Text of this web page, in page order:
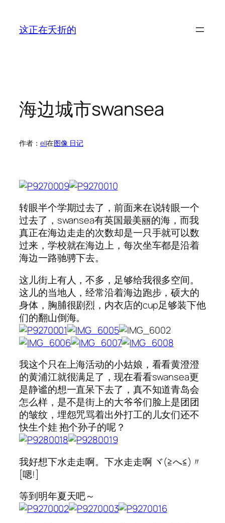
这正在夭折的
海边城市swansea
作者： ell在图像 日记
转眼半个学期过去了，前面来在说转眼一个
过去了，swansea有英国最美丽的海，而我
真正在海边走走的次数却是一只手就可以数
过来，学校就在海边上，每次坐车都是沿着
海边一路驰骋下去。
这儿街上有人，不多，足够给我很多空间。
这儿的当地人，经常沿着海边跑步，硕大的
身体，胸脯很剧烈，内衣店的cup足够装下他
们的翻山倒海。
我这个只在上海活动的小姑娘，看看黄澄澄
的黄浦江就很满足了，现在看看swansea更
是静谧的想一直呆下去了，真不知道青岛会
怎么样，是不是街上的大爷爷们脸上是团团
的皱纹，埋怨咒骂着出外打工的儿女们还不
快生个娃 抱个孙子的呢？
我好想下水走走啊。下水走走啊 ヾ(≧へ≦)〃
[嗯!]
等到明年夏天吧～